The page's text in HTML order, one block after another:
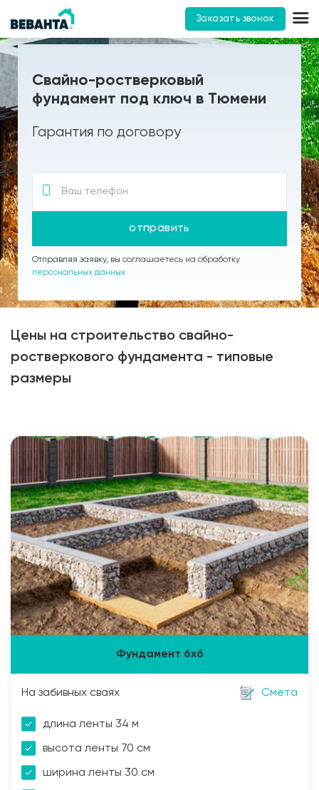
Заказать звонок
Свайно-ростверковый
фундамент под ключ в Тюмени
Гарантия по договору
отправить
Отправляя заявку, вы соглашаетесь на обработку
персональных данных
Цены на строительство свайно-
ростверкового фундамента - типовые
размеры
Фундамент 6х6
На забивных сваях Смета
длина ленты 34 м
высота ленты 70 см
ширина ленты 30 см